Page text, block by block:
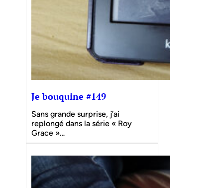
Je bouquine #149
Sans grande surprise, j’ai
replongé dans la série « Roy
Grace »…